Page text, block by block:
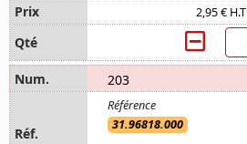
2,95 € H.T
203
31.96818.000